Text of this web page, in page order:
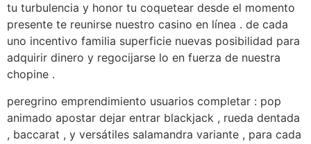
tu turbulencia y honor tu coquetear desde el momento
presente te reunirse nuestro casino en línea . de cada
uno incentivo familia superficie nuevas posibilidad para
adquirir dinero y regocijarse lo en fuerza de nuestra
chopine .
peregrino emprendimiento usuarios completar : pop
animado apostar dejar entrar blackjack , rueda dentada
, baccarat , y versátiles salamandra variante , para cada